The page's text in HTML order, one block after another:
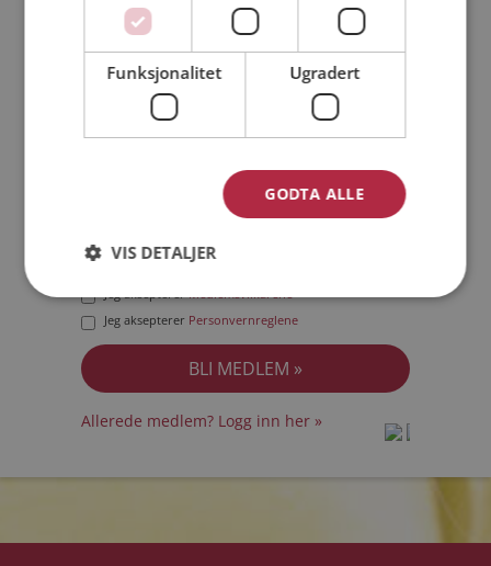
Jeg er en: Mann Kvinne
Min alder:
Jeg akseptererMedlemsvilkårene
Jeg aksepterer Personvernreglene
Allerede medlem? Logg inn her »
Funksjonalitet Ugradert
GODTA ALLE
VIS DETALJER